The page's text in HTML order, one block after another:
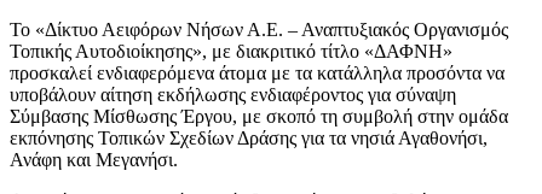
Το «Δίκτυο Αειφόρων Νήσων Α.Ε. – Αναπτυξιακός Οργανισμός
Τοπικής Αυτοδιοίκησης», με διακριτικό τίτλο «ΔΑΦΝΗ»
προσκαλεί ενδιαφερόμενα άτομα με τα κατάλληλα προσόντα να
υποβάλουν αίτηση εκδήλωσης ενδιαφέροντος για σύναψη
Σύμβασης Μίσθωσης Έργου, με σκοπό τη συμβολή στην ομάδα
εκπόνησης Τοπικών Σχεδίων Δράσης για τα νησιά Αγαθονήσι,
Ανάφη και Μεγανήσι.